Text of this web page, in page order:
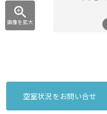
画像を拡大
空室状況をお問い合せ